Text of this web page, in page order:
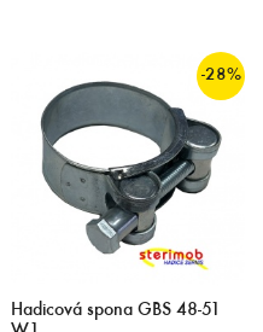
-28%
Hadicová spona GBS 48-51